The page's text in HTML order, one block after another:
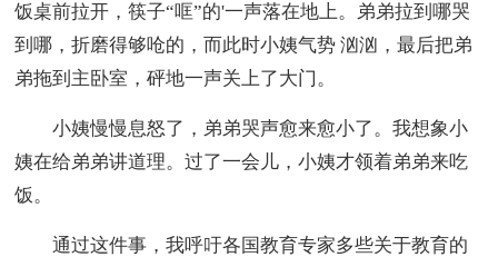
饭桌前拉开，筷子“哐”的'一声落在地上。弟弟拉到哪哭
到哪，折磨得够呛的，而此时小姨气势 汹汹，最后把弟
弟拖到主卧室，砰地一声关上了大门。
小姨慢慢息怒了，弟弟哭声愈来愈小了。我想象小
姨在给弟弟讲道理。过了一会儿，小姨才领着弟弟来吃
饭。
通过这件事，我呼吁各国教育专家多些关于教育的